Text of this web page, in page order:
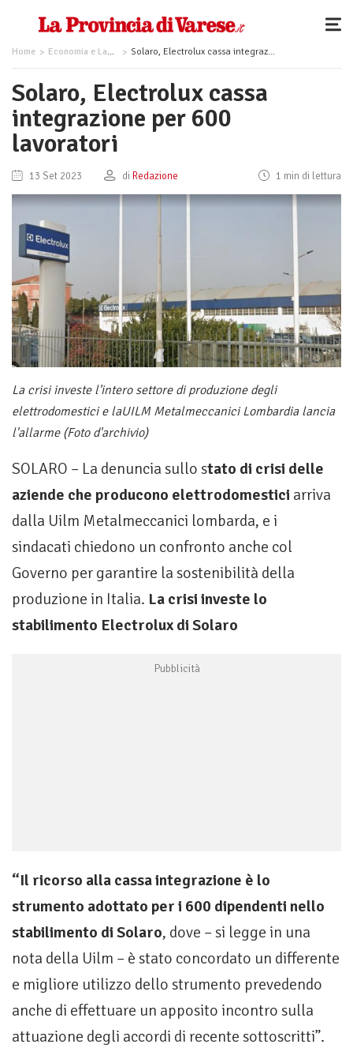
Home Economia e Lavoro Solaro, Electrolux cassa integrazione per 600 lavoratori
Solaro, Electrolux cassa
integrazione per 600
lavoratori
13 Set 2023 di Redazione 1 min di lettura
La crisi investe l'intero settore di produzione degli
elettrodomestici e laUILM Metalmeccanici Lombardia lancia
l'allarme (Foto d'archivio)
SOLARO – La denuncia sullo stato di crisi delle
aziende che producono elettrodomestici arriva
dalla Uilm Metalmeccanici lombarda, e i
sindacati chiedono un confronto anche col
Governo per garantire la sostenibilità della
produzione in Italia. La crisi investe lo
stabilimento Electrolux di Solaro
“Il ricorso alla cassa integrazione è lo
strumento adottato per i 600 dipendenti nello
stabilimento di Solaro, dove – si legge in una
nota della Uilm – è stato concordato un differente
e migliore utilizzo dello strumento prevedendo
anche di effettuare un apposito incontro sulla
attuazione degli accordi di recente sottoscritti”.